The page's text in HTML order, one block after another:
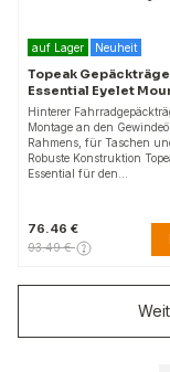
auf Lager Neuheit
Topeak
Essential Eyelet
Hinterer
Montage an den
Rahmens, für Taschen
Robuste Konstruktion
Essential für den…
76.46 €
93.49 €